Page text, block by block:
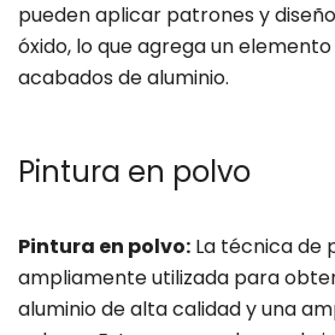
pueden aplicar patrones y
óxido, lo que agrega un
acabados de aluminio.
Pintura en polvo
Pintura en polvo: La técnica de
ampliamente utilizada para
aluminio de alta calidad y una